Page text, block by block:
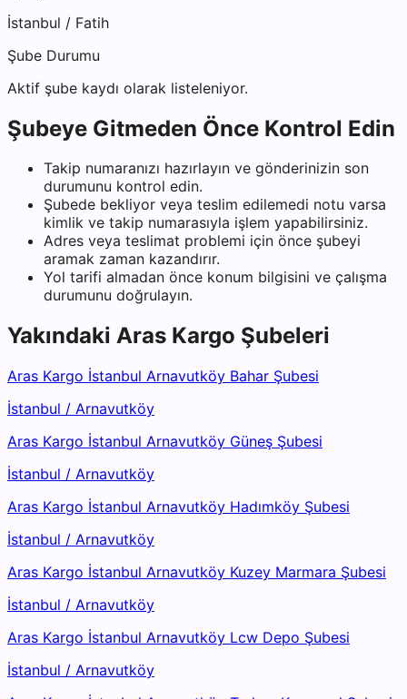
İstanbul / Fatih
Şube Durumu
Aktif şube kaydı olarak listeleniyor.
Şubeye Gitmeden Önce Kontrol Edin
Takip numaranızı hazırlayın ve gönderinizin son
durumunu kontrol edin.
Şubede bekliyor veya teslim edilemedi notu varsa
kimlik ve takip numarasıyla işlem yapabilirsiniz.
Adres veya teslimat problemi için önce şubeyi
aramak zaman kazandırır.
Yol tarifi almadan önce konum bilgisini ve çalışma
durumunu doğrulayın.
Yakındaki Aras Kargo Şubeleri
Aras Kargo İstanbul Arnavutköy Bahar Şubesi
İstanbul / Arnavutköy
Aras Kargo İstanbul Arnavutköy Güneş Şubesi
İstanbul / Arnavutköy
Aras Kargo İstanbul Arnavutköy Hadımköy Şubesi
İstanbul / Arnavutköy
Aras Kargo İstanbul Arnavutköy Kuzey Marmara Şubesi
İstanbul / Arnavutköy
Aras Kargo İstanbul Arnavutköy Lcw Depo Şubesi
İstanbul / Arnavutköy